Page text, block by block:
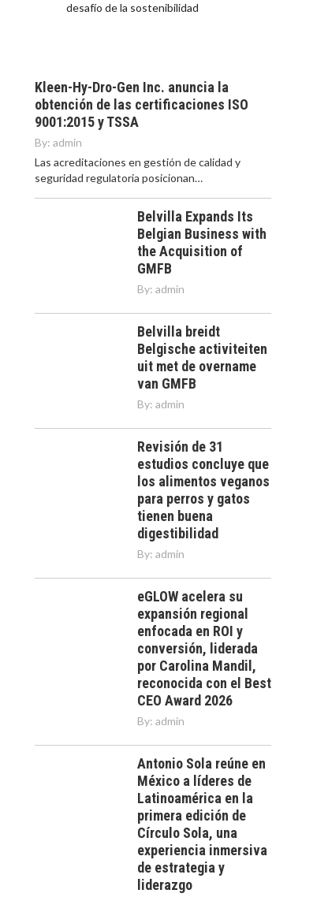
desafío de la sostenibilidad
Kleen-Hy-Dro-Gen Inc. anuncia la
obtención de las certificaciones ISO
9001:2015 y TSSA
By: admin
Las acreditaciones en gestión de calidad y
seguridad regulatoria posicionan…
Belvilla Expands Its
Belgian Business with
the Acquisition of
GMFB
By: admin
Belvilla breidt
Belgische activiteiten
uit met de overname
van GMFB
By: admin
Revisión de 31
estudios concluye que
los alimentos veganos
para perros y gatos
tienen buena
digestibilidad
By: admin
eGLOW acelera su
expansión regional
enfocada en ROI y
conversión, liderada
por Carolina Mandil,
reconocida con el Best
CEO Award 2026
By: admin
Antonio Sola reúne en
México a líderes de
Latinoamérica en la
primera edición de
Círculo Sola, una
experiencia inmersiva
de estrategia y
liderazgo